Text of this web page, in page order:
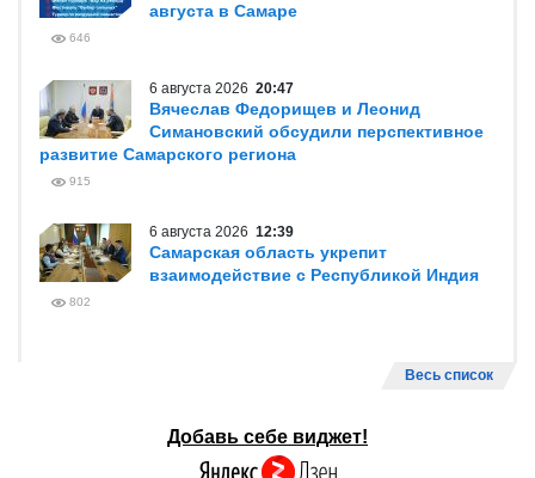
августа в Самаре
646
6 августа 2026 20:47
Вячеслав Федорищев и Леонид
Симановский обсудили перспективное
развитие Самарского региона
915
6 августа 2026 12:39
Самарская область укрепит
взаимодействие с Республикой Индия
802
Весь список
Добавь себе виджет!